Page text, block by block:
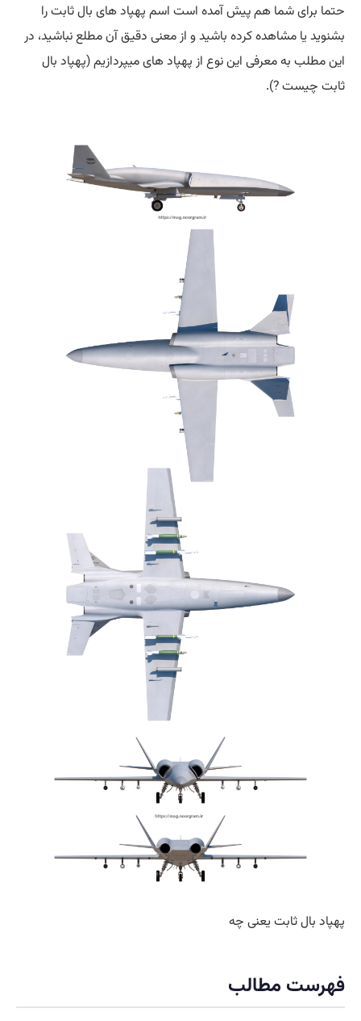
حتما برای شما هم پیش آمده است اسم پهپاد های بال ثابت را
بشنوید یا مشاهده کرده باشید و از معنی دقیق آن مطلع نباشید، در
این مطلب به معرفی این نوع از پهپاد های میپردازیم (پهپاد بال
ثابت چیست ?).
پهپاد بال ثابت یعنی چه
فهرست مطالب